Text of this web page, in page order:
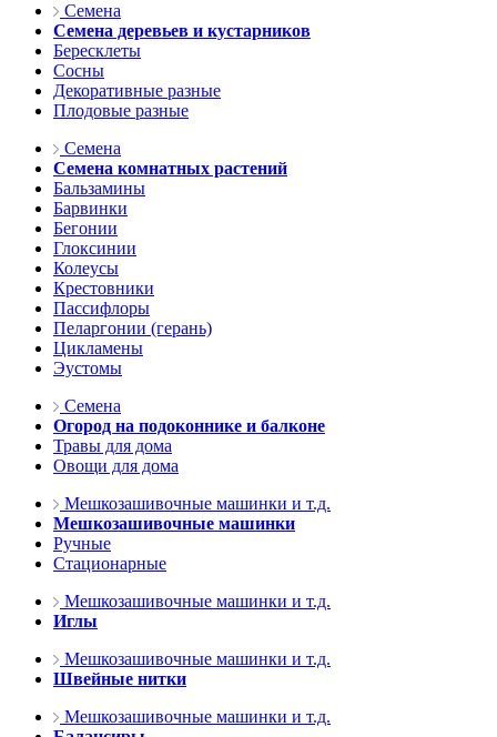
Семена
Семена деревьев и кустарников
Бересклеты
Сосны
Декоративные разные
Плодовые разные
Семена
Семена комнатных растений
Бальзамины
Барвинки
Бегонии
Глоксинии
Колеусы
Крестовники
Пассифлоры
Пеларгонии (герань)
Цикламены
Эустомы
Семена
Огород на подоконнике и балконе
Травы для дома
Овощи для дома
Мешкозашивочные машинки и т.д.
Мешкозашивочные машинки
Ручные
Стационарные
Мешкозашивочные машинки и т.д.
Иглы
Мешкозашивочные машинки и т.д.
Швейные нитки
Мешкозашивочные машинки и т.д.